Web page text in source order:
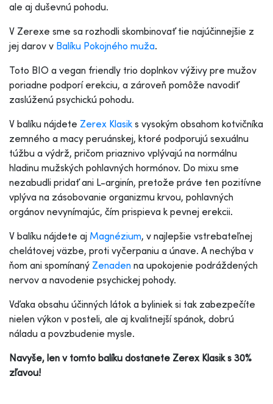
ale aj duševnú pohodu.
V Zerexe sme sa rozhodli skombinovať tie najúčinnejšie z
jej darov v Balíku Pokojného muža.
Toto BIO a vegan friendly trio doplnkov výživy pre mužov
poriadne podporí erekciu, a zároveň pomôže navodiť
zaslúženú psychickú pohodu.
V balíku nájdete Zerex Klasiks vysokým obsahom kotvičníka
zemného a macy peruánskej, ktoré podporujú sexuálnu
túžbu a výdrž, pričom priaznivo vplývajú na normálnu
hladinu mužských pohlavných hormónov. Do mixu sme
nezabudli pridať ani L-arginín, pretože práve ten pozitívne
vplýva na zásobovanie organizmu krvou, pohlavných
orgánov nevynímajúc, čím prispieva k pevnej erekcii.
V balíku nájdete aj Magnézium, v najlepšie vstrebateľnej
chelátovej väzbe, proti vyčerpaniu a únave. A nechýba v
ňom ani spomínaný Zenaden na upokojenie podráždených
nervov a navodenie psychickej pohody.
Vďaka obsahu účinných látok a byliniek si tak zabezpečíte
nielen výkon v posteli, ale aj kvalitnejší spánok, dobrú
náladu a povzbudenie mysle.
Navyše, len v tomto balíku dostanete Zerex Klasik s 30%
zľavou!